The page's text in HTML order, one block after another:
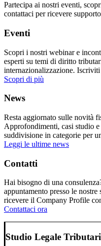
Partecipa ai nostri eventi,
contattaci per ricevere
Eventi
Scopri i nostri webinar e
esperti su temi di diritto
internazionalizzazione. Iscriviti
Scopri di più
News
Resta aggiornato sulle novità
Approfondimenti, casi studio
suddivisione in categorie per
Leggi le ultime news
Contatti
Hai bisogno di una
appuntamento presso le
ricevere il Company Profile
Contattaci ora
Studio Legale